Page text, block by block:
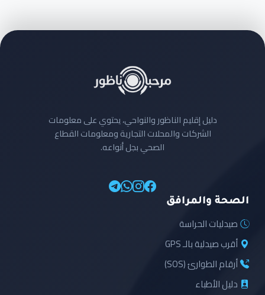
دليل إقليم الناظور والنواحي، يحتوي على معلومات
الشركات والمحلات التجارية ومعلومات القطاع
الصحي بجل أنواعه.
الصحة والمرافق
صيدليات الحراسة
أقرب صيدلية بالـ GPS
أرقام الطوارئ (SOS)
دليل الأطباء